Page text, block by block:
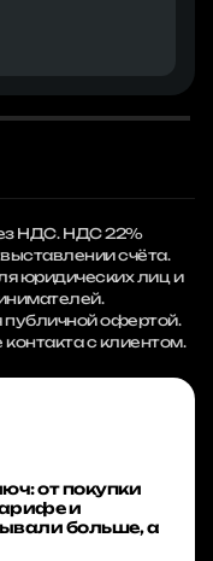
НДС. НДС 22%
счёта.
юридических лиц и
публичной офертой.
с клиентом.
от покупки
и
больше, а